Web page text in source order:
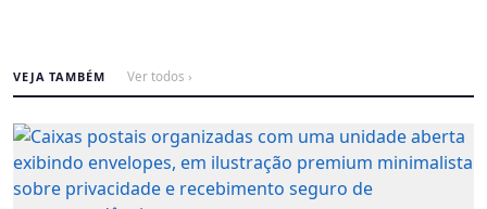
VEJA TAMBÉM Ver todos ›